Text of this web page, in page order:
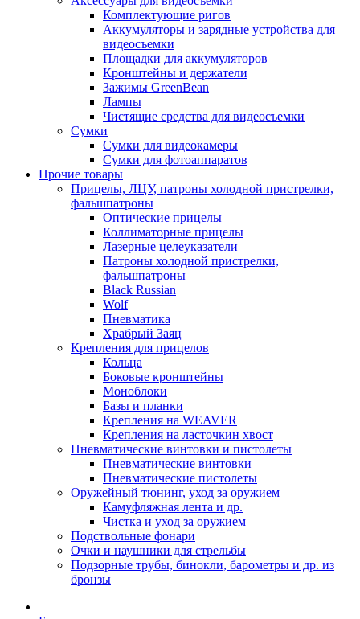
Комплектующие ригов
Аккумуляторы и зарядные устройства для
видеосъемки
Площадки для аккумуляторов
Кронштейны и держатели
Зажимы GreenBean
Лампы
Чистящие средства для видеосъемки
Сумки
Сумки для видеокамеры
Сумки для фотоаппаратов
Прочие товары
Прицелы, ЛЦУ, патроны холодной пристрелки,
фальшпатроны
Оптические прицелы
Коллиматорные прицелы
Лазерные целеуказатели
Патроны холодной пристрелки,
фальшпатроны
Black Russian
Wolf
Пневматика
Храбрый Заяц
Крепления для прицелов
Кольца
Боковые кронштейны
Моноблоки
Базы и планки
Крепления на WEAVER
Крепления на ласточкин хвост
Пневматические винтовки и пистолеты
Пневматические винтовки
Пневматические пистолеты
Оружейный тюнинг, уход за оружием
Камуфляжная лента и др.
Чистка и уход за оружием
Подствольные фонари
Очки и наушники для стрельбы
Подзорные трубы, бинокли, барометры и др. из
бронзы